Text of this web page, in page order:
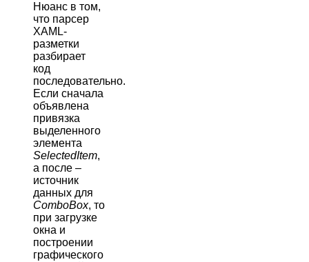
Нюанс в том,
что парсер
XAML-
разметки
разбирает
код
последовательно.
Если сначала
объявлена
привязка
выделенного
элемента
SelectedItem,
а после –
источник
данных для
ComboBox, то
при загрузке
окна и
построении
графического